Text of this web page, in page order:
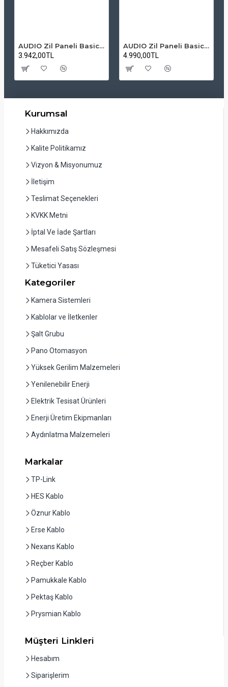
AUDIO Zil Paneli Basic Hpli Çift Buton 14'lü Sesli Apartman Diafon Kapı Paneli
3.942,00TL
AUDIO Zil Paneli Basic Hpli Çift Buton 20'li Sesli Apartman Diafon Kapı Paneli
4.990,00TL
Kurumsal
Hakkımızda
Kalite Politikamız
Vizyon & Misyonumuz
İletişim
Teslimat Seçenekleri
KVKK Metni
İptal Ve İade Şartları
Mesafeli Satış Sözleşmesi
Tüketici Yasası
Kategoriler
Kamera Sistemleri
Kablolar ve İletkenler
Şalt Grubu
Pano Otomasyon
Yüksek Gerilim Malzemeleri
Yenilenebilir Enerji
Elektrik Tesisat Ürünleri
Enerji Üretim Ekipmanları
Aydınlatma Malzemeleri
Markalar
TP-Link
HES Kablo
Öznur Kablo
Erse Kablo
Nexans Kablo
Reçber Kablo
Pamukkale Kablo
Pektaş Kablo
Prysmian Kablo
Müşteri Linkleri
Hesabım
Siparişlerim